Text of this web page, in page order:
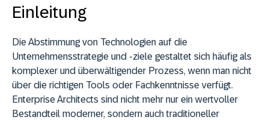
Einleitung
Die Abstimmung von Technologien auf die
Unternehmensstrategie und -ziele gestaltet sich häufig als
komplexer und überwältigender Prozess, wenn man nicht
über die richtigen Tools oder Fachkenntnisse verfügt.
Enterprise Architects sind nicht mehr nur ein wertvoller
Bestandteil moderner, sondern auch traditioneller